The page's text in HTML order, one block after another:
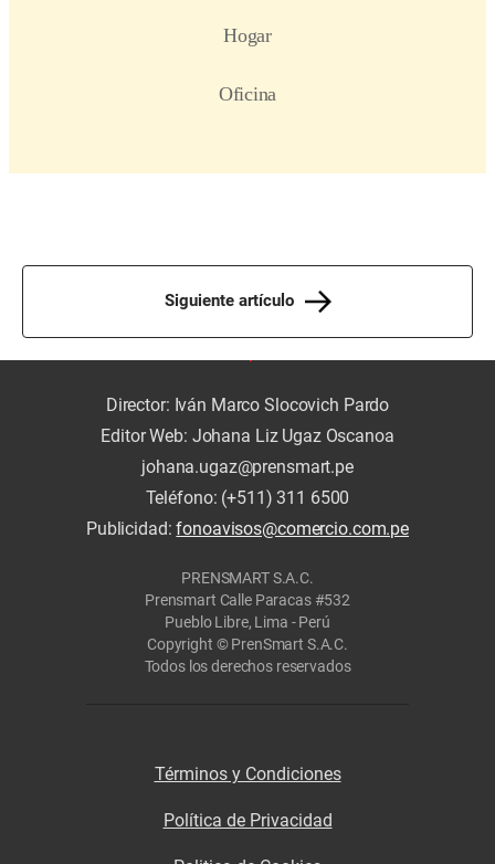
Siguiente artículo
Director: Iván Marco Slocovich Pardo
Editor Web: Johana Liz Ugaz Oscanoa
johana.ugaz@prensmart.pe
Teléfono: (+511) 311 6500
Publicidad:fonoavisos@comercio.com.pe
PRENSMART S.A.C.
Prensmart Calle Paracas #532
Pueblo Libre, Lima - Perú
Copyright © PrenSmart S.A.C.
Todos los derechos reservados
Términos y Condiciones
Política de Privacidad